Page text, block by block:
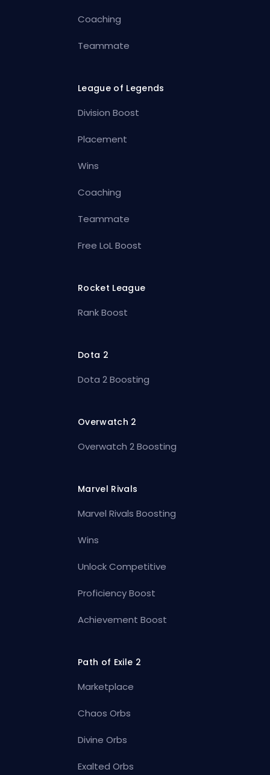
Coaching
Teammate
League of Legends
Division Boost
Placement
Wins
Coaching
Teammate
Free LoL Boost
Rocket League
Rank Boost
Dota 2
Dota 2 Boosting
Overwatch 2
Overwatch 2 Boosting
Marvel Rivals
Marvel Rivals Boosting
Wins
Unlock Competitive
Proficiency Boost
Achievement Boost
Path of Exile 2
Marketplace
Chaos Orbs
Divine Orbs
Exalted Orbs